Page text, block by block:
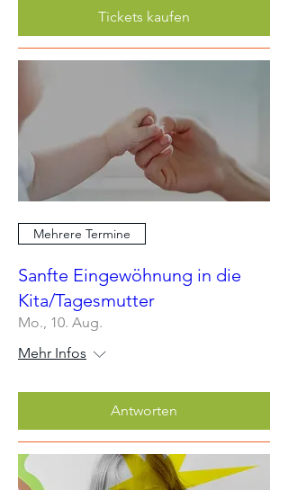
Tickets kaufen
Mehrere Termine
Sanfte Eingewöhnung in die
Kita/Tagesmutter
Mo., 10. Aug.
Mehr Infos
Antworten